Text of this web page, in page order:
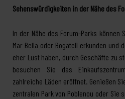
Sehenswürdigkeiten in der Nähe des
In der Nähe des Forum-Parks können
Mar Bella oder Bogatell erkunden und
eher Lust haben, durch Geschäfte zu
besuchen Sie das
zahlreiche Läden eröffnet. Genießen
zentralen Park von Poblenou oder